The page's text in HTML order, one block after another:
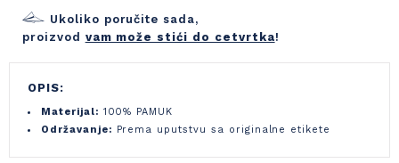
Ukoliko poručite sada,
proizvod vam može stići do cetvrtka!
OPIS:
Materijal: 100% PAMUK
Održavanje: Prema uputstvu sa originalne etikete